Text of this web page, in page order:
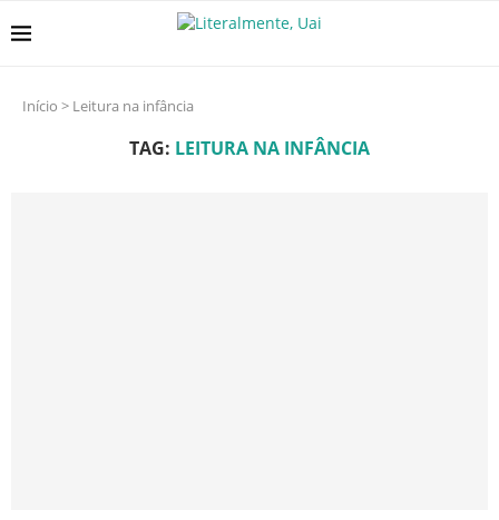
Início > Leitura na infância
TAG: LEITURA NA INFÂNCIA